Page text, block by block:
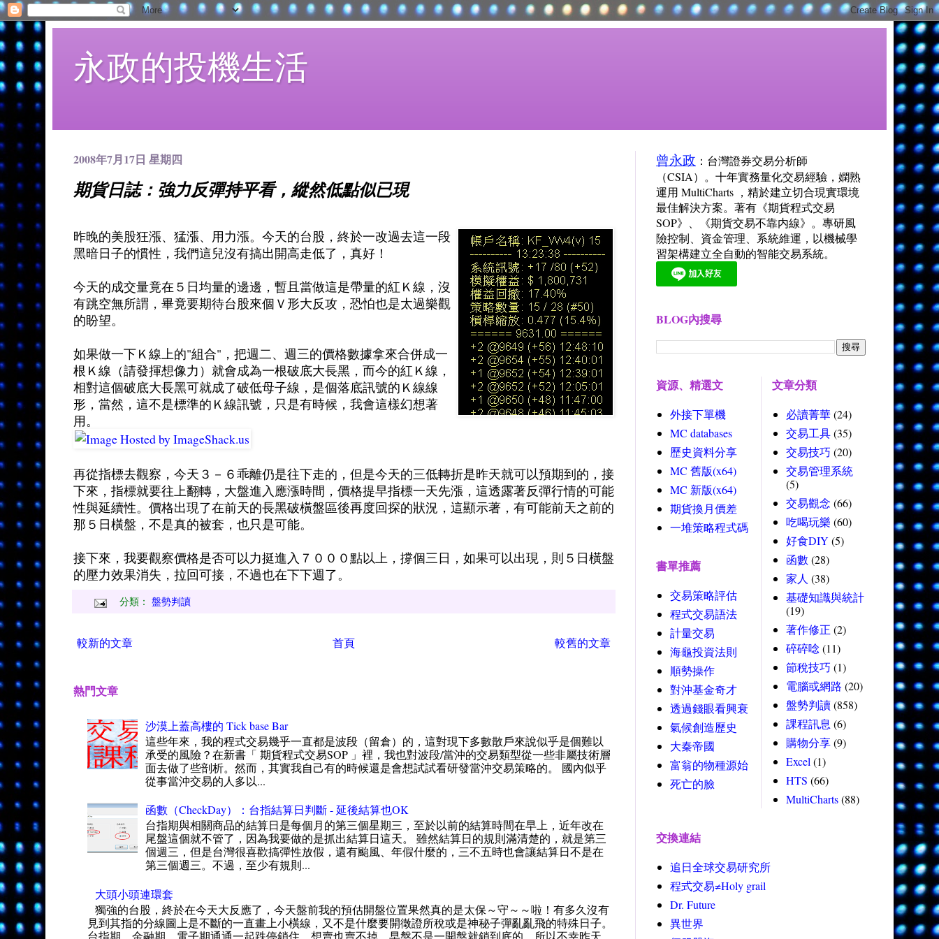
永政的投機生活
2008年7月17日 星期四
期貨日誌：強力反彈持平看，縱然低點似已現
昨晚的美股狂漲、猛漲、用力漲。今天的台股，終於一改過去這一段
黑暗日子的慣性，我們這兒沒有搞出開高走低了，真好！
今天的成交量竟在５日均量的邊邊，暫且當做這是帶量的紅Ｋ線，沒
有跳空無所謂，畢竟要期待台股來個Ｖ形大反攻，恐怕也是太過樂觀
的盼望。
如果做一下Ｋ線上的"組合"，把週二、週三的價格數據拿來合併成一
根Ｋ線（請發揮想像力）就會成為一根破底大長黑，而今的紅Ｋ線，
相對這個破底大長黑可就成了破低母子線，是個落底訊號的Ｋ線線
形，當然，這不是標準的Ｋ線訊號，只是有時候，我會這樣幻想著
用。
再從指標去觀察，今天３－６乖離仍是往下走的，但是今天的三低轉折是昨天就可以預期到的，接
下來，指標就要往上翻轉，大盤進入應漲時間，價格提早指標一天先漲，這透露著反彈行情的可能
性與延續性。價格出現了在前天的長黑破橫盤區後再度回探的狀況，這顯示著，有可能前天之前的
那５日橫盤，不是真的被套，也只是可能。
接下來，我要觀察價格是否可以力挺進入７０００點以上，撐個三日，如果可以出現，則５日橫盤
的壓力效果消失，拉回可接，不過也在下下週了。
分類： 盤勢判讀
較新的文章 較舊的文章
首頁
熱門文章
沙漠上蓋高樓的 Tick base Bar
這些年來，我的程式交易幾乎一直都是波段（留倉）的，這對現下多數散戶來說似乎是個難以
承受的風險？在新書「 期貨程式交易SOP 」裡，我也對波段/當沖的交易類型從一些非屬技術層
面去做了些剖析。然而，其實我自己有的時候還是會想試試看研發當沖交易策略的。 國內似乎
從事當沖交易的人多以...
函數（CheckDay）：台指結算日判斷 - 延後結算也OK
台指期與相關商品的結算日是每個月的第三個星期三，至於以前的結算時間在早上，近年改在
尾盤這個就不管了，因為我要做的是抓出結算日這天。 雖然結算日的規則滿清楚的，就是第三
個週三，但是台灣很喜歡搞彈性放假，還有颱風、年假什麼的，三不五時也會讓結算日不是在
第三個週三。不過，至少有規則...
大頭小頭連環套
獨強的台股，終於在今天大反應了，今天盤前我的預估開盤位置果然真的是太保～守～～啦！有多久沒有
見到其指的分線圖上是不斷的一直畫上小橫線，又不是什麼要開徵證所稅或是神秘子彈亂亂飛的特殊日子。
台指期、金融期、電子期通通一起跌停鎖住，想賣也賣不掉。早盤不是一開盤就鎖到底的，所以不幸昨天...
曾永政 ：台灣證券交易分析師
（CSIA）。十年實務量化交易經驗，嫻熟
運用 MultiCharts ，精於建立切合現實環境
最佳解決方案。著有《期貨程式交易
SOP》、《期貨交易不靠内線》。專研風
險控制、資金管理、系統維運，以機械學
習架構建立全自動的智能交易系統。
BLOG內搜尋
資源、精選文
外接下單機
MC databases
歷史資料分享
MC 舊版(x64)
MC 新版(x64)
期貨換月價差
一堆策略程式碼
書單推薦
交易策略評估
程式交易語法
計量交易
海龜投資法則
順勢操作
對沖基金奇才
透過錢眼看興衰
氣候創造歷史
大秦帝國
富翁的物種源始
死亡的臉
文章分類
必讀菁華(24)
交易工具(35)
交易技巧 (20)
交易管理系統
(5)
交易觀念 (66)
吃喝玩樂 (60)
好食DIY (5)
函數 (28)
家人 (38)
基礎知識與統計
(19)
著作修正 (2)
碎碎唸 (11)
節稅技巧 (1)
電腦或網路 (20)
盤勢判讀(858)
課程訊息 (6)
購物分享(9)
Excel (1)
HTS (66)
MultiCharts(88)
交換連結
追日全球交易研究所
程式交易≠Holy grail
Dr. Future
異世界